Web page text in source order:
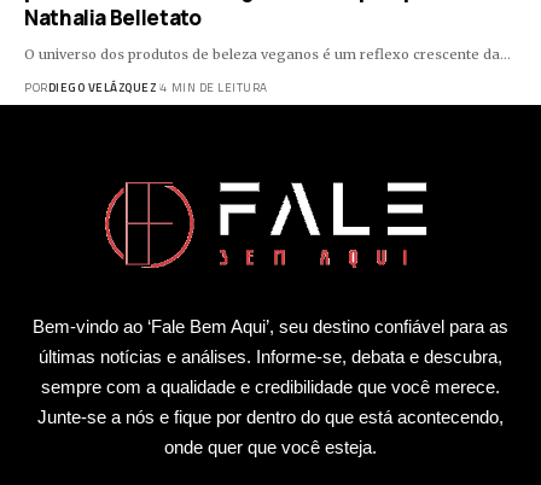
Nathalia Belletato
O universo dos produtos de beleza veganos é um reflexo crescente da…
PORDIEGO VELÁZQUEZ 4 MIN DE LEITURA
Bem-vindo ao ‘Fale Bem Aqui’, seu destino confiável para as
últimas notícias e análises. Informe-se, debata e descubra,
sempre com a qualidade e credibilidade que você merece.
Junte-se a nós e fique por dentro do que está acontecendo,
onde quer que você esteja.